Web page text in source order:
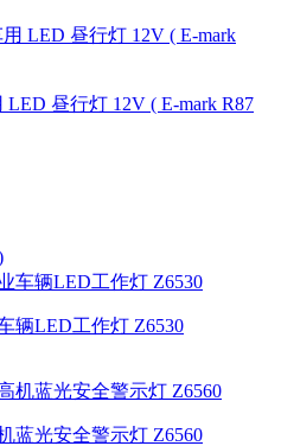
LED 昼行灯 12V ( E-mark R87
辆LED工作灯 Z6530
蓝光安全警示灯 Z6560